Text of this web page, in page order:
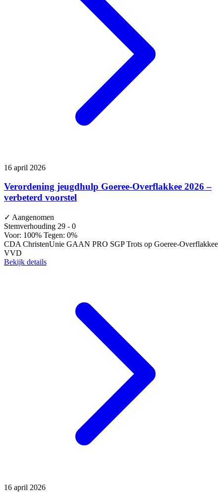
16 april 2026
Verordening jeugdhulp Goeree-Overflakkee 2026 –
verbeterd voorstel
✓ Aangenomen
Stemverhouding 29 - 0
Voor: 100% Tegen: 0%
CDA ChristenUnie GAAN PRO SGPTrots op Goeree-Overflakkee
VVD
Bekijk details
16 april 2026